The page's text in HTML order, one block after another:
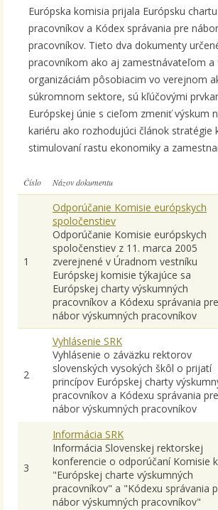
Európska komisia prijala Európsku
pracovníkov a Kódex správania pre
pracovníkov. Tieto dva dokumenty
pracovníkom ako aj zamestnávateľom a
organizáciám pôsobiacim vo verejnom
súkromnom sektore, sú kľúčovými
Európskej únie s cieľom zmeniť výskum
kariéru ako rozhodujúci článok stratégie
stimulovaní rastu ekonomiky a
Číslo Názov dokumentu
1
Odporúčanie Komisie európskych
spoločenstiev
Odporúčanie Komisie európskych
spoločenstiev z 11. marca 2005
zverejnené v Úradnom vestníku
Európskej komisie týkajúce sa
Európskej charty výskumných
pracovníkov a Kódexu správania pre
nábor výskumných pracovníkov
2
Vyhlásenie SRK
Vyhlásenie o záväzku rektorov
slovenských vysokých škôl o prijatí
princípov Európskej charty
pracovníkov a Kódexu správania pre
nábor výskumných pracovníkov
3
Informácia SRK
Informácia Slovenskej rektorskej
konferencie o odporúčaní Komisie
"Európskej charte výskumných
pracovníkov" a "Kódexu správania
nábor výskumných pracovníkov"